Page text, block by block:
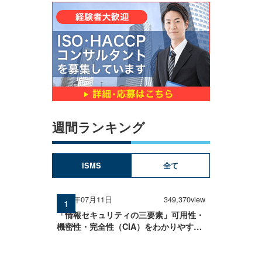
週間ランキング
ISMS 全て
2025年07月11日 349,370view
「情報セキュリティの三要素」可用性・
機密性・完全性（CIA）をわかりやすく